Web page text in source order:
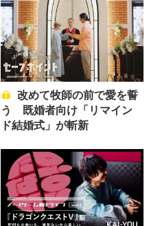
改めて牧師の前で愛を誓
う 既婚者向け「リマイン
ド結婚式」が斬新